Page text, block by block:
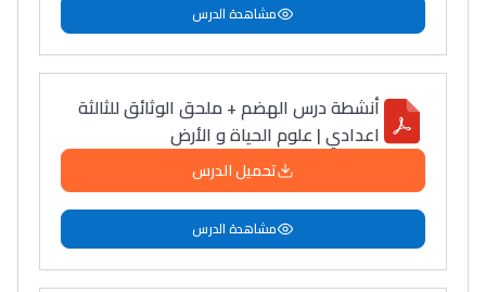
مشاهدة الدرس
أنشطة درس الهضم + ملحق الوثائق للثالثة
اعدادي | علوم الحياة و الأرض
تحميل الدرس
مشاهدة الدرس